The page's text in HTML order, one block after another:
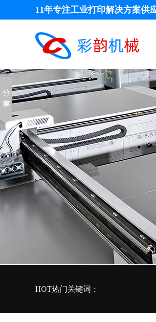
11年专注工业打印解决方案供
HOT热门关键词：